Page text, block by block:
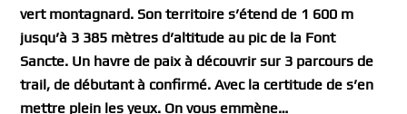
vert montagnard. Son territoire s’étend de 1 600 m
jusqu’à 3 385 mètres d’altitude au pic de la Font
Sancte. Un havre de paix à découvrir sur 3 parcours de
trail, de débutant à confirmé. Avec la certitude de s’en
mettre plein les yeux. On vous emmène…